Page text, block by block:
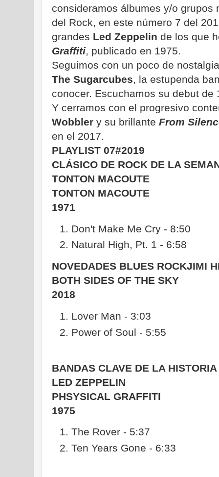
consideramos álbumes y/o grupos
del Rock, en este número 7 del
grandes Led Zeppelin de los que
Graffiti, publicado en 1975.
Seguimos con un poco de
The Sugarcubes, la estupenda
conocer. Escuchamos su debut de
Y cerramos con el progresivo
Wobbler y su brillante From
en el 2017.
PLAYLIST 07#2019
CLÁSICO DE ROCK DE LA
TONTON MACOUTE
TONTON MACOUTE
1971
Don't Make Me Cry - 8:50
Natural High, Pt. 1 - 6:58
NOVEDADES BLUES ROCKJIMI
BOTH SIDES OF THE SKY
2018
Lover Man - 3:03
Power of Soul - 5:55
BANDAS CLAVE DE LA
LED ZEPPELIN
PHSYSICAL GRAFFITI
1975
The Rover - 5:37
Ten Years Gone - 6:33